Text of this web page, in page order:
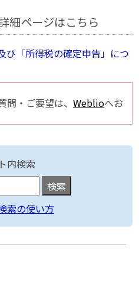
細ページはこちら
び「所得税の確定申告」につ
問・ご要望は、Weblioへお
内検索
索の使い方